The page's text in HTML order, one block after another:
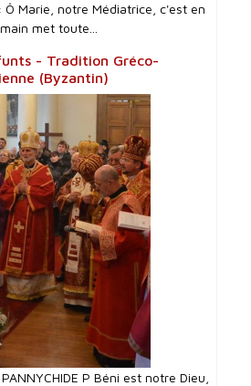
Marie, notre Médiatrice, c'est en
met toute...
- Tradition Gréco-
(Byzantin)
PANNYCHIDE P Béni est notre Dieu,